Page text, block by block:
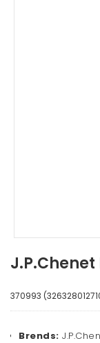
J.P.Chenet
370993
Brends: